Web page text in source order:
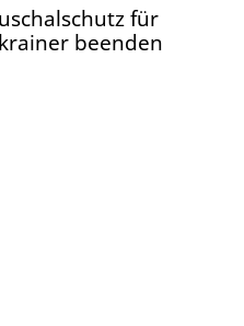
für
beenden